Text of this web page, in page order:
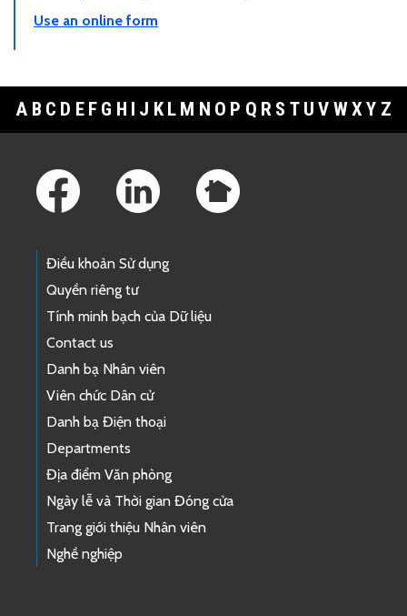
Use an online form
A B C D E F G H I J K L M N O P Q R S T U V WXY Z
Điều khoản Sử dụng
Quyền riêng tư
Tính minh bạch của Dữ liệu
Contact us
Danh bạ Nhân viên
Viên chức Dân cử
Danh bạ Điện thoại
Departments
Địa điểm Văn phòng
Ngày lễ và Thời gian Đóng cửa
Trang giới thiệu Nhân viên
Nghề nghiệp